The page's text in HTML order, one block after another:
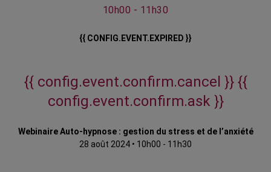
10h00 - 11h30
{{ CONFIG.EVENT.EXPIRED }}
{{ config.event.confirm.cancel }} {{
config.event.confirm.ask }}
Webinaire Auto-hypnose : gestion du stress et de l’anxiété
28 août 2024 • 10h00 - 11h30